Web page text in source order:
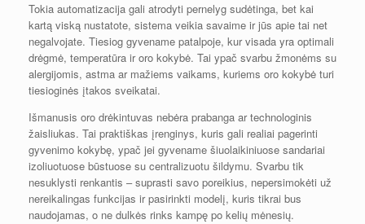
Tokia automatizacija gali atrodyti pernelyg sudėtinga, bet kai
kartą viską nustatote, sistema veikia savaime ir jūs apie tai net
negalvojate. Tiesiog gyvename patalpoje, kur visada yra optimali
drėgmė, temperatūra ir oro kokybė. Tai ypač svarbu žmonėms su
alergijomis, astma ar mažiems vaikams, kuriems oro kokybė turi
tiesioginės įtakos sveikatai.
Išmanusis oro drėkintuvas nebėra prabanga ar technologinis
žaisliukas. Tai praktiškas įrenginys, kuris gali realiai pagerinti
gyvenimo kokybę, ypač jei gyvename šiuolaikiniuose sandariai
izoliuotuose būstuose su centralizuotu šildymu. Svarbu tik
nesuklysti renkantis – suprasti savo poreikius, nepersimokėti už
nereikalingas funkcijas ir pasirinkti modelį, kuris tikrai bus
naudojamas, o ne dulkės rinks kampę po kelių mėnesių.